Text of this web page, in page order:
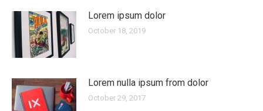
Lorem ipsum dolor
October 18, 2019
Lorem nulla ipsum from dolor
October 29, 2017